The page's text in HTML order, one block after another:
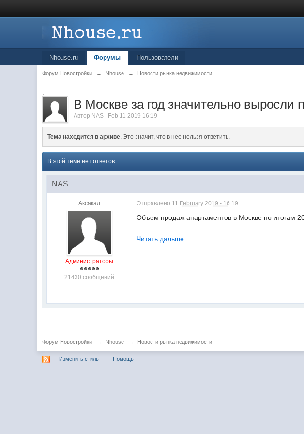
Nhouse.ru Форумы Пользователи
Форум Новостройки → Nhouse → Новости рынка недвижимости
.
В Москве за год значительно выросли
Автор NAS , Feb 11 2019 16:19
Тема находится в архиве. Это значит, что в нее нельзя ответить.
В этой теме нет ответов
NAS
Аксакал
Администраторы
21430 сообщений
Отправлено 11 February 2019 - 16:19
Объем продаж апартаментов в Москве по итогам
Читать дальше
Форум Новостройки → Nhouse → Новости рынка недвижимости
Изменить стиль Помощь